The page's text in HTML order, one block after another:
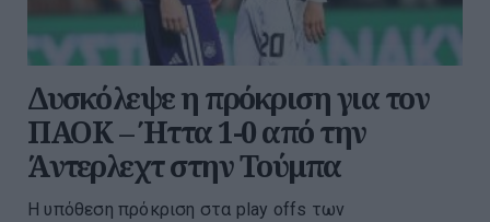
Δυσκόλεψε η πρόκριση για τον
ΠΑΟΚ – Ήττα 1-0 από την
Άντερλεχτ στην Τούμπα
Η υπόθεση πρόκριση στα play offs των